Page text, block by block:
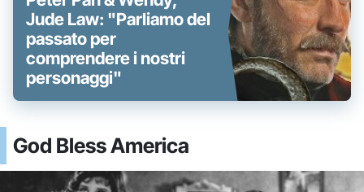
Jude Law: "Parliamo del
passato per
comprendere i nostri
personaggi"
God Bless America